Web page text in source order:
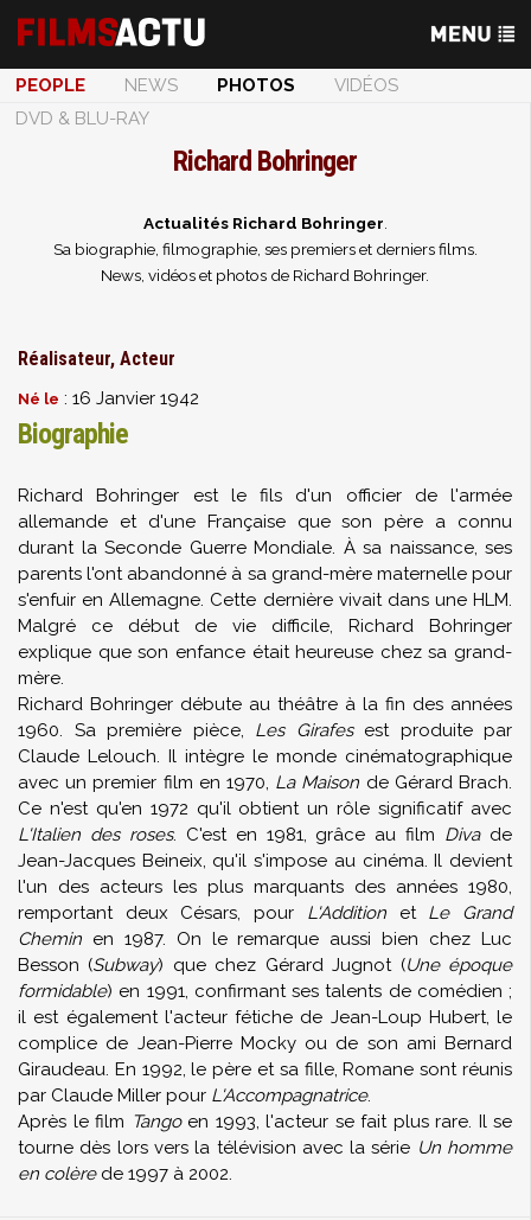
PEOPLE NEWS PHOTOS
VIDÉOS
DVD & BLU-RAY
Richard Bohringer
Actualités Richard Bohringer
Sa biographie, filmographie, ses premiers et derniers films.
News, vidéos et photos de Richard Bohringer.
Réalisateur, Acteur
Né le : 16 Janvier 1942
Biographie
Richard Bohringer est le fils d'un officier de l'armée
allemande et d'une Française que son père a connu
durant la Seconde Guerre Mondiale. À sa naissance, ses
parents l'ont abandonné à sa grand-mère maternelle pour
s'enfuir en Allemagne. Cette dernière vivait dans une HLM.
Malgré ce début de vie difficile, Richard Bohringer
explique que son enfance était heureuse chez sa grand-
mère.
Richard Bohringer débute au théâtre à la fin des années
1960. Sa première pièce, Les Girafesest produite par
Claude Lelouch. Il intègre le monde cinématographique
avec un premier film en 1970, La Maison de Gérard Brach.
Ce n'est qu'en 1972 qu'il obtient un rôle significatif avec
L'Italien des roses. C'est en 1981, grâce au film Divade
Jean-Jacques Beineix, qu'il s'impose au cinéma. Il devient
l'un des acteurs les plus marquants des années 1980,
remportant deux Césars, pour L'Additionet Le Grand
Chemin en 1987. On le remarque aussi bien chez Luc
Besson (Subway) que chez Gérard Jugnot (Une époque
formidable) en 1991, confirmant ses talents de comédien ;
il est également l'acteur fétiche de Jean-Loup Hubert, le
complice de Jean-Pierre Mocky ou de son ami Bernard
Giraudeau. En 1992, le père et sa fille, Romane sont réunis
par Claude Miller pour L'Accompagnatrice.
Après le film Tangoen 1993, l'acteur se fait plus rare. Il se
tourne dès lors vers la télévision avec la série Un homme
en colèrede 1997 à 2002.